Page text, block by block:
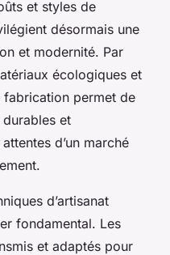
et styles de
désormais une
et modernité. Par
écologiques et
fabrication permet de
et
d’un marché
d’artisanat
fondamental. Les
et adaptés pour